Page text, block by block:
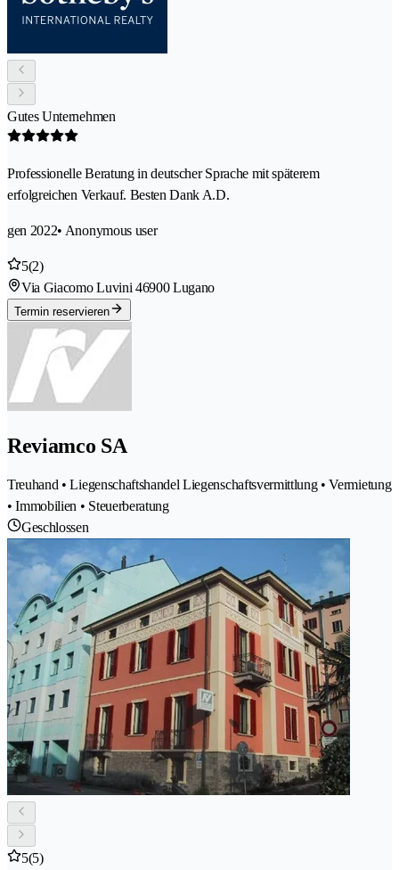
Gutes Unternehmen
Professionelle Beratung in deutscher Sprache mit späterem
erfolgreichen Verkauf. Besten Dank A.D.
gen 2022• Anonymous user
5(2)
Via Giacomo Luvini 46900 Lugano
Termin reservieren
Reviamco SA
Treuhand • Liegenschaftshandel Liegenschaftsvermittlung • Vermietung
• Immobilien • Steuerberatung
Geschlossen
5(5)